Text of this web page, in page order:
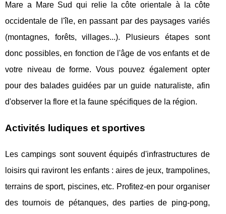
Mare a Mare Sud qui relie la côte orientale à la côte
occidentale de l'île, en passant par des paysages variés
(montagnes, forêts, villages...). Plusieurs étapes sont
donc possibles, en fonction de l'âge de vos enfants et de
votre niveau de forme. Vous pouvez également opter
pour des balades guidées par un guide naturaliste, afin
d'observer la flore et la faune spécifiques de la région.
Activités ludiques et sportives
Les campings sont souvent équipés d'infrastructures de
loisirs qui raviront les enfants : aires de jeux, trampolines,
terrains de sport, piscines, etc. Profitez-en pour organiser
des tournois de pétanques, des parties de ping-pong,